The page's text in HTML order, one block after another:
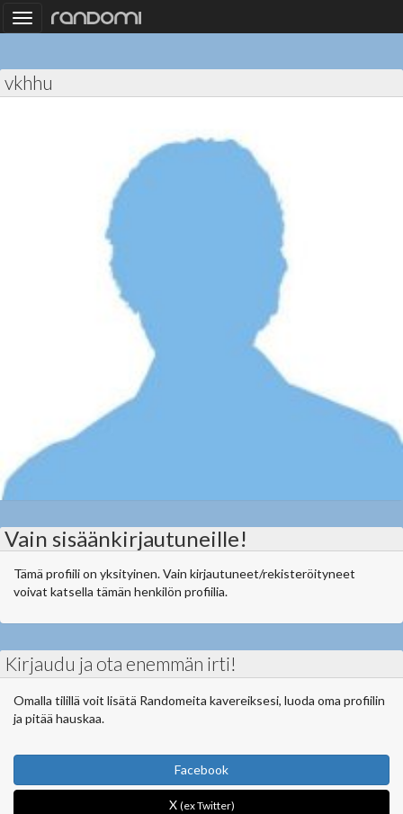
Toggle
navigation
vkhhu
Vain sisäänkirjautuneille!
Tämä profiili on yksityinen. Vain kirjautuneet/rekisteröityneet
voivat katsella tämän henkilön profiilia.
Kirjaudu ja ota enemmän irti!
Omalla tilillä voit lisätä Randomeita kavereiksesi, luoda oma profiilin
ja pitää hauskaa.
Facebook
X (ex Twitter)